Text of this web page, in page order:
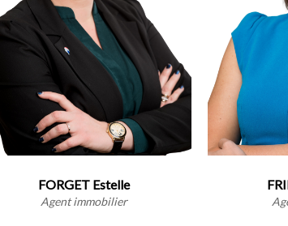
FORGET Estelle
Agent immobilier